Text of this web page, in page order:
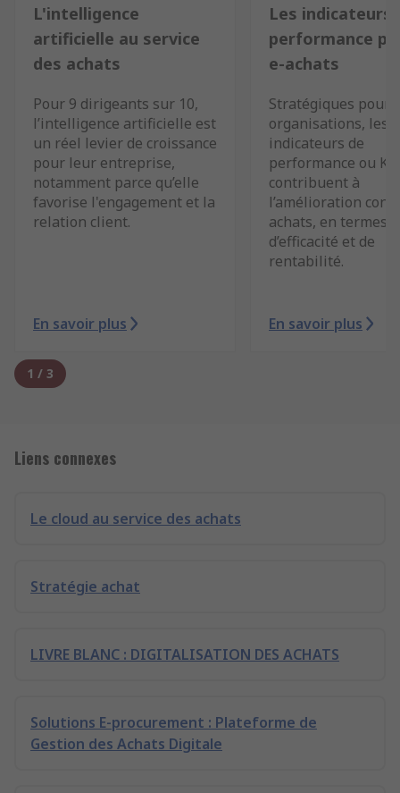
L'intelligence
artificielle au service
des achats
Pour 9 dirigeants sur 10,
l’intelligence artificielle est
un réel levier de croissance
pour leur entreprise,
notamment parce qu’elle
favorise l'engagement et la
relation client.
En savoir plus
Les indicateurs
performance
e-achats
Stratégiques pour
organisations, les
indicateurs de
performance ou
contribuent à
l’amélioration
achats, en termes
d’efficacité et de
rentabilité.
En savoir plus
1 / 3
Liens connexes
Le cloud au service des achats
Stratégie achat
LIVRE BLANC : DIGITALISATION DES ACHATS
Solutions E-procurement : Plateforme de
Gestion des Achats Digitale